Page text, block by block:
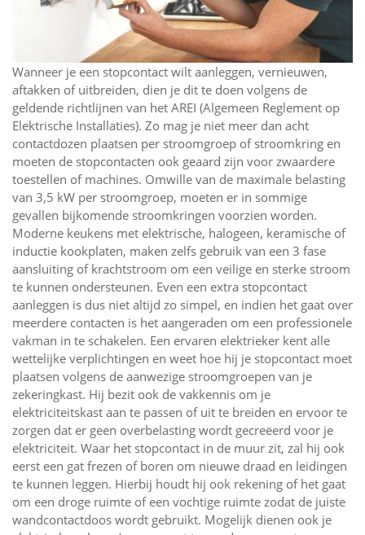
Wanneer je een stopcontact wilt aanleggen, vernieuwen,
aftakken of uitbreiden, dien je dit te doen volgens de
geldende richtlijnen van het AREI (Algemeen Reglement op
Elektrische Installaties). Zo mag je niet meer dan acht
contactdozen plaatsen per stroomgroep of stroomkring en
moeten de stopcontacten ook geaard zijn voor zwaardere
toestellen of machines. Omwille van de maximale belasting
van 3,5 kW per stroomgroep, moeten er in sommige
gevallen bijkomende stroomkringen voorzien worden.
Moderne keukens met elektrische, halogeen, keramische of
inductie kookplaten, maken zelfs gebruik van een 3 fase
aansluiting of krachtstroom om een veilige en sterke stroom
te kunnen ondersteunen. Even een extra stopcontact
aanleggen is dus niet altijd zo simpel, en indien het gaat over
meerdere contacten is het aangeraden om een professionele
vakman in te schakelen. Een ervaren elektrieker kent alle
wettelijke verplichtingen en weet hoe hij je stopcontact moet
plaatsen volgens de aanwezige stroomgroepen van je
zekeringkast. Hij bezit ook de vakkennis om je
elektriciteitskast aan te passen of uit te breiden en ervoor te
zorgen dat er geen overbelasting wordt gecreëerd voor je
elektriciteit. Waar het stopcontact in de muur zit, zal hij ook
eerst een gat frezen of boren om nieuwe draad en leidingen
te kunnen leggen. Hierbij houdt hij ook rekening of het gaat
om een droge ruimte of een vochtige ruimte zodat de juiste
wandcontactdoos wordt gebruikt. Mogelijk dienen ook je